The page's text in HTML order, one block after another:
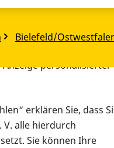
Bielefeld/
den Betrieb der
personalisierter
erklären Sie, dass
V. alle hierdurch
Sie können Ihre